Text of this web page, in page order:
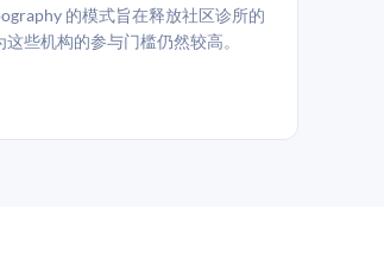
的模式旨在释放社区诊所的
些机构的参与门槛仍然较高。